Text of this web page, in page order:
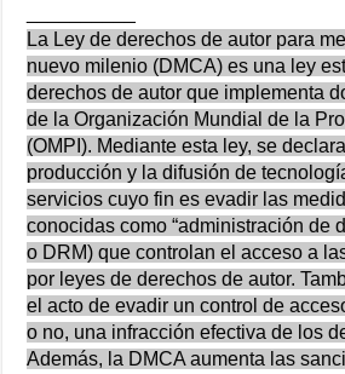
La Ley de derechos de autor para
nuevo milenio (DMCA) es una ley
derechos de autor que implementa
de la Organización Mundial de la
(OMPI). Mediante esta ley, se
producción y la difusión de
servicios cuyo fin es evadir las
conocidas como “administración de
o DRM) que controlan el acceso a
por leyes de derechos de autor.
el acto de evadir un control de
o no, una infracción efectiva de los
Además, la DMCA aumenta las